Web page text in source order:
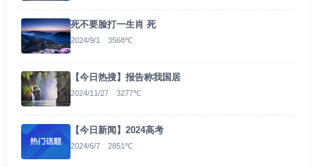
死不要脸打一生肖 死
2024/9/1 3568℃
【今日热搜】报告称我国居
2024/11/27 3277℃
【今日新闻】2024高考
2024/6/7 2851℃